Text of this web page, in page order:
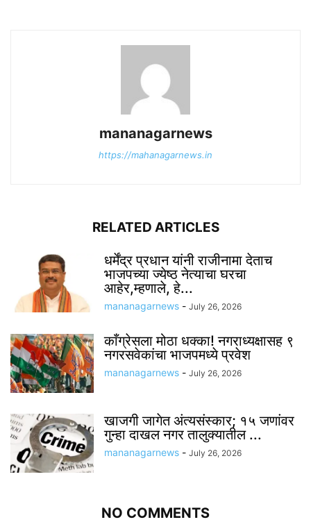
mananagarnews
https://mahanagarnews.in
RELATED ARTICLES
धर्मेंद्र प्रधान यांनी राजीनामा देताच
भाजपच्या ज्येष्ठ नेत्याचा घरचा
आहेर,म्हणाले, हे...
mananagarnews - July 26, 2026
काँग्रेसला मोठा धक्का! नगराध्यक्षासह ९
नगरसवेकांचा भाजपमध्ये प्रवेश
mananagarnews - July 26, 2026
खाजगी जागेत अंत्यसंस्कार; १५ जणांवर
गुन्हा दाखल नगर तालुक्यातील ...
mananagarnews - July 26, 2026
NO COMMENTS